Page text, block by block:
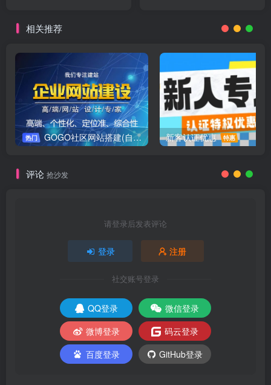
相关推荐
热门 GOGO社区网站搭建(自助服务) 新客认证优惠 特惠
评论 抢沙发
请登录后发表评论
登录 注册
社交账号登录
QQ登录
微信登录
微博登录
码云登录
百度登录
GitHub登录